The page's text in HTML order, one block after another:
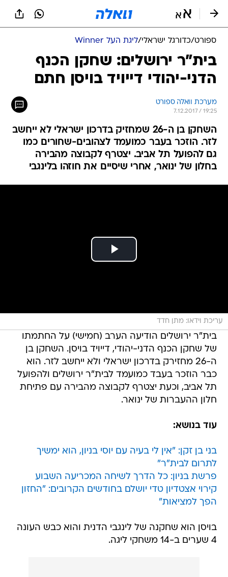
ספורט/כדורגל ישראלי/ליגת העל Winner
בית"ר ירושלים: שחקן הכנף
הדני-יהודי דייויד בויסן חתם
מערכת וואלה ספורט
7.12.2017 / 19:25
השחקן בן ה-26 שמחזיק בדרכון ישראלי לא ייחשב
לזר. הוזכר בעבר כמועמד לצהובים-שחורים כמו
גם להפועל תל אביב. יצטרף לקבוצה מהבירה
בחלון של ינואר, אחרי שיסיים את חוזהו בלינגבי
עריכת וידאו: מתן חדד
בית"ר ירושלים הודיעה הערב (חמישי) על החתמתו
של שחקן הכנף הדני-יהודי, דייויד בויסן. השחקן בן
ה-26 מחזירק בדרכון ישראלי ולא ייחשב לזר. הוא
כבר הוזכר בעבד כמועמד לבית"ר ירושלים ולהפועל
תל אביב, וכעת יצטרף לקבוצה מהבירה עם פתיחת
חלון ההעברות של ינואר.
עוד בנושא:
בני בן זקן: "אין לי בעיה עם יוסי בניון, הוא ימשיך
לתרום לבית"ר"
פרשת בניון: כל הדרך לשיחה המכריעה השבוע
קירוי אצטדיון טדי יושלם בחודשים הקרובים: "החזון
הפך למציאות"
בויסן הוא שחקנה של לינגבי הדנית והוא כבש העונה
4 שערים ב-14 משחקי ליגה.